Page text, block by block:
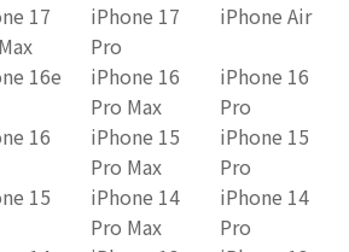
17
iPhone 17
Pro
iPhone Air
16e
iPhone 16
Pro Max
iPhone 16
Pro
16
iPhone 15
Pro Max
iPhone 15
Pro
15
iPhone 14
Pro Max
iPhone 14
Pro